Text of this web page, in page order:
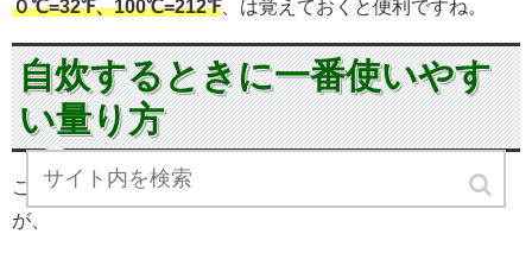
０℃=32℉、100℃=212℉、は覚えておくと便利ですね。
自炊するときに一番使いやす
い量り方
ここまでいくつかの量り方と単位をご紹介してきました
が、